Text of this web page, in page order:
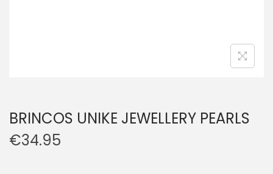
BRINCOS UNIKE JEWELLERY PEARLS
€34.95